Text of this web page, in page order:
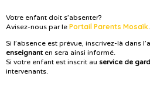
Votre enfant doit s’absenter?
Avisez-nous par le Portail Parents Mosaïk
Si l’absence est prévue, inscrivez-là dans
enseignanten sera ainsi informé.
Si votre enfant est inscrit au service de
intervenants.